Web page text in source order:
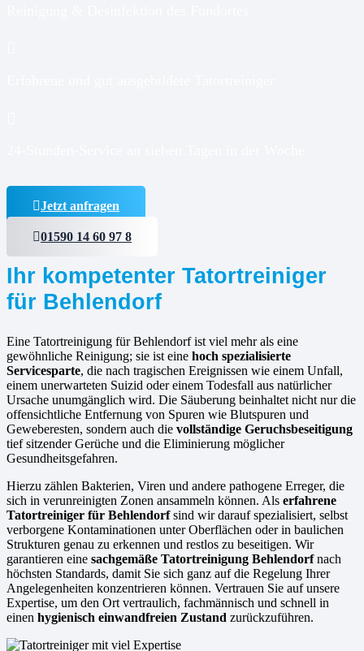
Jetzt anfragen
01590 14 60 97 8
Ihr kompetenter Tatortreiniger
für Behlendorf
Eine Tatortreinigung für Behlendorf ist viel mehr als eine
gewöhnliche Reinigung; sie ist eine hoch spezialisierte
Servicesparte, die nach tragischen Ereignissen wie einem Unfall,
einem unerwarteten Suizid oder einem Todesfall aus natürlicher
Ursache unumgänglich wird. Die Säuberung beinhaltet nicht nur die
offensichtliche Entfernung von Spuren wie Blutspuren und
Geweberesten, sondern auch die vollständige Geruchsbeseitigung
tief sitzender Gerüche und die Eliminierung möglicher
Gesundheitsgefahren.
Hierzu zählen Bakterien, Viren und andere pathogene Erreger, die
sich in verunreinigten Zonen ansammeln können. Als erfahrene
Tatortreiniger für Behlendorfsind wir darauf spezialisiert, selbst
verborgene Kontaminationen unter Oberflächen oder in baulichen
Strukturen genau zu erkennen und restlos zu beseitigen. Wir
garantieren eine sachgemäße Tatortreinigung Behlendorfnach
höchsten Standards, damit Sie sich ganz auf die Regelung Ihrer
Angelegenheiten konzentrieren können. Vertrauen Sie auf unsere
Expertise, um den Ort vertraulich, fachmännisch und schnell in
einen hygienisch einwandfreien Zustand zurückzuführen.